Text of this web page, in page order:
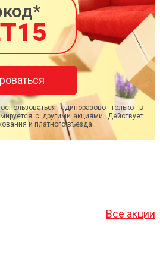
единоразово только в
с другими акциями. Действует
и платного въезда.
Все акции